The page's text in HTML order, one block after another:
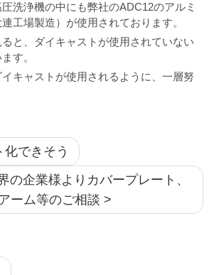
洗浄機の中にも弊社のADC12のアルミ
工場製造）が使用されております。
と、ダイキャストが使用されていない
す。
キャストが使用されるように、一層努
できそう
の企業様よりカバープレート、
ーム等のご相談 >